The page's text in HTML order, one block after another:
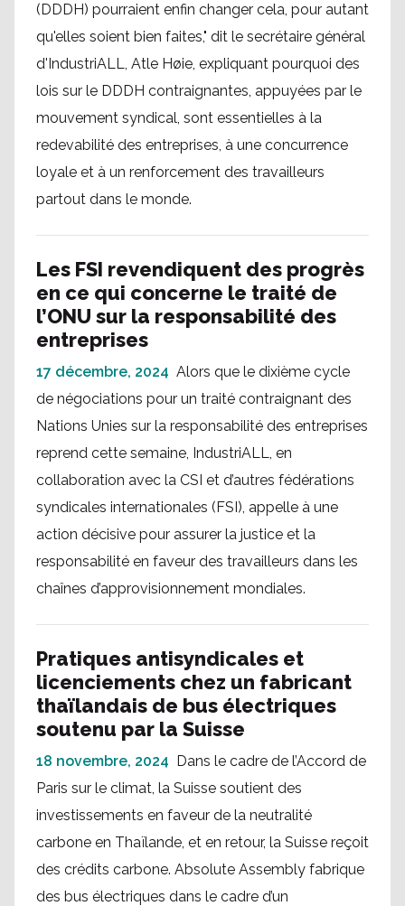
(DDDH) pourraient enfin changer cela, pour autant
qu'elles soient bien faites," dit le secrétaire général
d'IndustriALL, Atle Høie, expliquant pourquoi des
lois sur le DDDH contraignantes, appuyées par le
mouvement syndical, sont essentielles à la
redevabilité des entreprises, à une concurrence
loyale et à un renforcement des travailleurs
partout dans le monde.
Les FSI revendiquent des progrès
en ce qui concerne le traité de
l’ONU sur la responsabilité des
entreprises
17 décembre, 2024 Alors que le dixième cycle
de négociations pour un traité contraignant des
Nations Unies sur la responsabilité des entreprises
reprend cette semaine, IndustriALL, en
collaboration avec la CSI et d’autres fédérations
syndicales internationales (FSI), appelle à une
action décisive pour assurer la justice et la
responsabilité en faveur des travailleurs dans les
chaînes d’approvisionnement mondiales.
Pratiques antisyndicales et
licenciements chez un fabricant
thaïlandais de bus électriques
soutenu par la Suisse
18 novembre, 2024 Dans le cadre de l’Accord de
Paris sur le climat, la Suisse soutient des
investissements en faveur de la neutralité
carbone en Thaïlande, et en retour, la Suisse reçoit
des crédits carbone. Absolute Assembly fabrique
des bus électriques dans le cadre d’un